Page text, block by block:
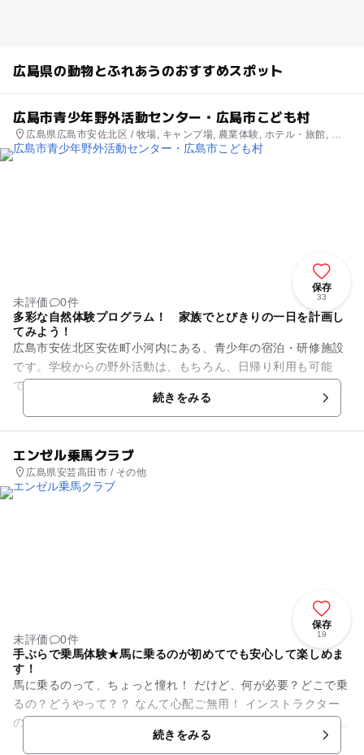
広島県の動物とふれあうのおすすめスポット
広島市青少年野外活動センター・広島市こども村
広島県広島市安佐北区 / 牧場, キャンプ場, 農業体験, ホテル・旅館, 自
然体験・アクティビティ
保存
33
未評価
0件
多彩な自然体験プログラム！ 家族でとびきりの一日を計画し
てみよう！
広島市安佐北区安佐町小河内にある、青少年の宿泊・研修施設
です。学校からの野外活動は、もちろん、日帰り利用も可能
で、少人数のグループや家族でも楽しめる多彩なプログラムが
あります。センター内には、宿...
続きをみる
エンゼル乗馬クラブ
広島県安芸高田市 / その他
保存
19
未評価
0件
手ぶらで乗馬体験★馬に乗るのが初めてでも安心して楽しめま
す！
馬に乗るのって、ちょっと憧れ！ だけど、何が必要？どこで乗
るの？どうやって？？ なんて心配ご無用！ インストラクター
の方が、馬の歩かせ方や止め方など、 基本のキホンから教えて
続きをみる